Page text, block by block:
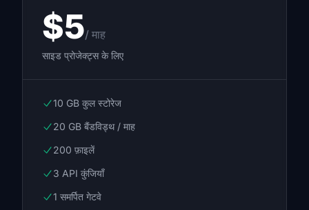
$5/ माह
साइड प्रोजेक्ट्स के लिए
10 GB कुल स्टोरेज
20 GB बैंडविड्थ / माह
200 फ़ाइलें
3 API कुंजियाँ
1 समर्पित गेटवे